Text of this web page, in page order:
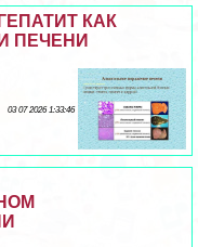
КАК
ПЕЧЕНИ
03 07 2026 1:33:46